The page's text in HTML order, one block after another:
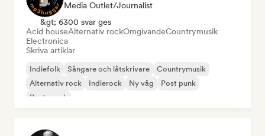
Media Outlet/Journalist
&gt; 6300 svar ges
Acid houseAlternativ rockOmgivandeCountrymusik
Electronica
Skriva artiklar
Indiefolk Sångare och låtskrivare
Countrymusik
Alternativ rock
Indierock Ny våg
Post punk
Posta rock